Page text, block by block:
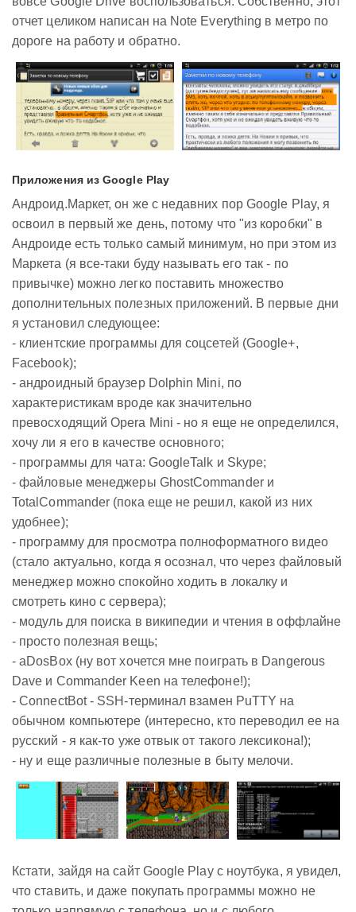
отчет целиком написан на Note Everything в метро по
дороге на работу и обратно.
Приложения из Google Play
Андроид.Маркет, он же с недавних пор Google Play, я
освоил в первый же день, потому что "из коробки" в
Андроиде есть только самый минимум, но при этом из
Маркета (я все-таки буду называть его так - по
привычке) можно легко поставить множество
дополнительных полезных приложений. В первые дни
я установил следующее:
- клиентские программы для соцсетей (Google+,
Facebook);
- андроидный браузер Dolphin Mini, по
характеристикам вроде как значительно
превосходящий Opera Mini - но я еще не определился,
хочу ли я его в качестве основного;
- программы для чата: GoogleTalk и Skype;
- файловые менеджеры GhostCommander и
TotalCommander (пока еще не решил, какой из них
удобнее);
- программу для просмотра полноформатного видео
(стало актуально, когда я осознал, что через файловый
менеджер можно спокойно ходить в локалку и
смотреть кино с сервера);
- модуль для поиска в википедии и чтения в оффлайне
- просто полезная вещь;
- aDosBox (ну вот хочется мне поиграть в Dangerous
Dave и Commander Keen на телефоне!);
- ConnectBot - SSH-терминал взамен PuTTY на
обычном компьютере (интересно, кто переводил ее на
русский - я как-то уже отвык от такого лексикона!);
- ну и еще различные полезные в быту мелочи.
Кстати, зайдя на сайт Google Play с ноутбука, я увидел,
что ставить, и даже покупать программы можно не